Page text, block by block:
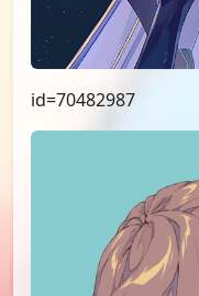
id=70482987